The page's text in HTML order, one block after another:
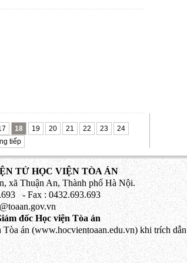
18 19 20 21 22 23
24
tiếp
TỬ HỌC VIỆN TÒA ÁN
xã Thuận An, Thành phố Hà Nội.
- Fax : 0432.693.693
đốc Học viện Tòa án
án (www.hocvientoaan.edu.vn) khi trích dẫn